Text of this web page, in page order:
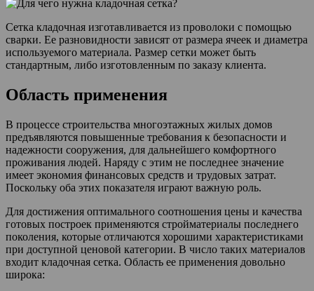
Сетка кладочная изготавливается из проволоки с помощью
сварки. Ее разновидности зависят от размера ячеек и диаметра
используемого материала. Размер сетки может быть
стандартным, либо изготовленным по заказу клиента.
Область применения
В процессе строительства многоэтажных жилых домов
предъявляются повышенные требования к безопасности и
надежности сооружения, для дальнейшего комфортного
проживания людей. Наряду с этим не последнее значение
имеет экономия финансовых средств и трудовых затрат.
Поскольку оба этих показателя играют важную роль.
Для достижения оптимального соотношения цены и качества
готовых построек применяются стройматериалы последнего
поколения, которые отличаются хорошими характеристиками
при доступной ценовой категории. В число таких материалов
входит кладочная сетка. Область ее применения довольно
широка: